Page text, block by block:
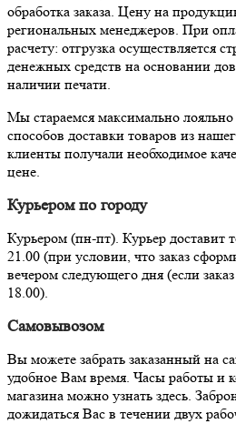
обработка заказа. Цену на
региональных менеджеров. При
расчету: отгрузка осуществляется
денежных средств на основании
наличии печати.
Мы стараемся максимально
способов доставки товаров из
клиенты получали необходимое
цене.
Курьером по городу
Курьером (пн-пт). Курьер доставит
21.00 (при условии, что заказ
вечером следующего дня (если
18.00).
Самовывозом
Вы можете забрать заказанный на
удобное Вам время. Часы работы и
магазина можно узнать здесь.
дожидаться Вас в течении двух